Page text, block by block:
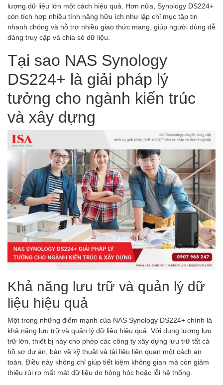
lượng dữ liệu lớn một cách hiệu quả. Hơn nữa, Synology DS224+
còn tích hợp nhiều tính năng hữu ích như lập chỉ mục tập tin
nhanh chóng và hỗ trợ nhiều giao thức mạng, giúp người dùng dễ
dàng truy cập và chia sẻ dữ liệu.
Tại sao NAS Synology
DS224+ là giải pháp lý
tưởng cho ngành kiến trúc
và xây dựng
Khả năng lưu trữ và quản lý dữ
liệu hiệu quả
Một trong những điểm mạnh của NAS Synology DS224+ chính là
khả năng lưu trữ và quản lý dữ liệu hiệu quả. Với dung lượng lưu
trữ lớn, thiết bị này cho phép các công ty xây dựng lưu trữ tất cả
hồ sơ dự án, bản vẽ kỹ thuật và tài liệu liên quan một cách an
toàn. Điều này không chỉ giúp tiết kiệm không gian mà còn giảm
thiểu rủi ro mất mát dữ liệu do hỏng hóc hoặc lỗi hệ thống.